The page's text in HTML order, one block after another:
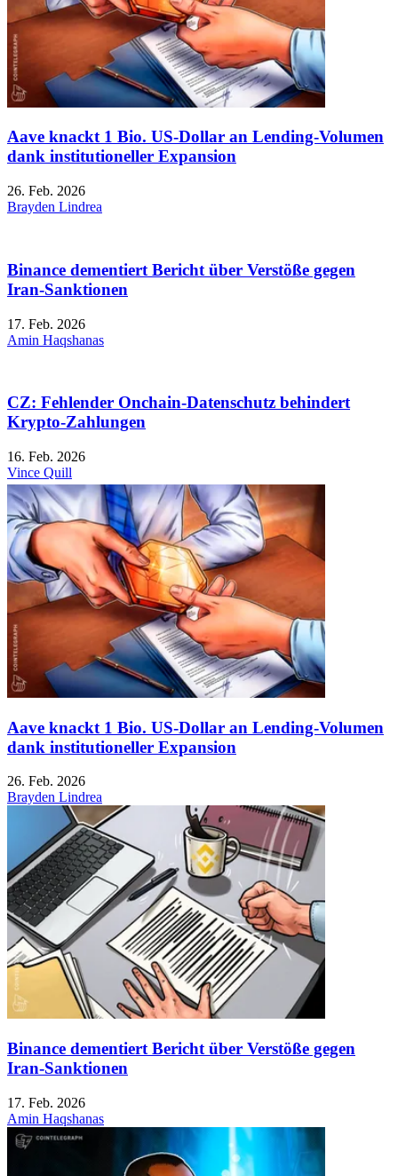
Aave knackt 1 Bio. US-Dollar an Lending-Volumen
dank institutioneller Expansion
26. Feb. 2026
Brayden Lindrea
Binance dementiert Bericht über Verstöße gegen
Iran-Sanktionen
17. Feb. 2026
Amin Haqshanas
CZ: Fehlender Onchain-Datenschutz behindert
Krypto-Zahlungen
16. Feb. 2026
Vince Quill
Aave knackt 1 Bio. US-Dollar an Lending-Volumen
dank institutioneller Expansion
26. Feb. 2026
Brayden Lindrea
Binance dementiert Bericht über Verstöße gegen
Iran-Sanktionen
17. Feb. 2026
Amin Haqshanas